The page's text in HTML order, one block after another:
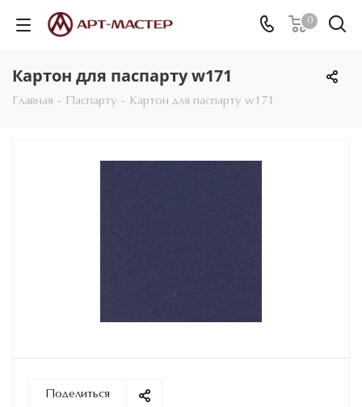
0
Картон для паспарту w171
Главная - Паспарту - Картон для паспарту w171
Поделиться